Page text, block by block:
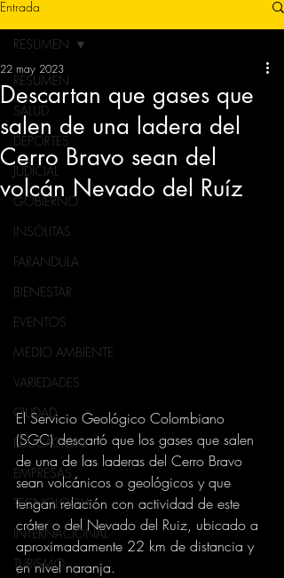
Entrada
RESUMEN
SALUD
DEPORTES
JUDICIAL
GOBIERNO
INSÓLITAS
FARANDULA
BIENESTAR
EVENTOS
MEDIO AMBIENTE
VARIEDADES
CIUDAD
EDUCACION
EMPRESAS
TECNOLOGIA
INTERNACIONAL
TURISMO
RESUMEN
Descartan que gases que
salen de una ladera del
Cerro Bravo sean del
volcán Nevado del Ruíz
22 may 2023
El Servicio Geológico Colombiano
(SGC) descartó que los gases que salen
de una de las laderas del Cerro Bravo
sean volcánicos o geológicos y que
tengan relación con actividad de este
cráter o del Nevado del Ruiz, ubicado a
aproximadamente 22 km de distancia y
en nivel naranja.